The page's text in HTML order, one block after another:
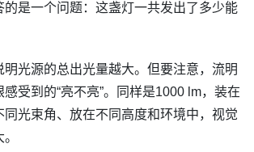
的是一个问题：这盏灯一共发出了多少能
光源的总出光量越大。但要注意，流明
受到的“亮不亮”。同样是1000 lm，装在
同光束角、放在不同高度和环境中，视觉